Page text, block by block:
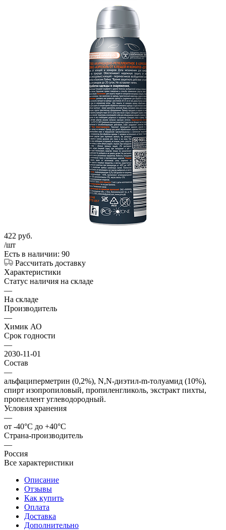
422 руб.
/шт
Есть в наличии: 90
Рассчитать доставку
Характеристики
Статус наличия на складе
—
На складе
Производитель
—
Химик АО
Срок годности
—
2030-11-01
Состав
—
альфациперметрин (0,2%), N,N-диэтил-m-толуамид (10%),
спирт изопропиловый, пропиленгликоль, экстракт пихты,
пропеллент углеводородный.
Условия хранения
—
от -40°С до +40°С
Страна-производитель
—
Россия
Все характеристики
Описание
Отзывы
Как купить
Оплата
Доставка
Дополнительно